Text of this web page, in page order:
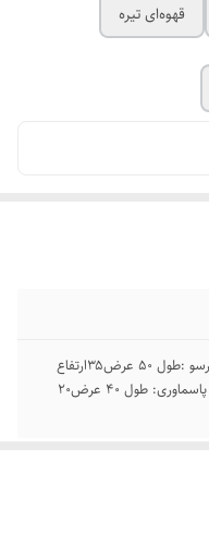
قهوه‌ای تیره
ابعاد مناسب اسپرسو :طول ۵۰ عرض۳۵ارتفاع
۴۰. ابعاد مناسب پاسماوری: طول ۴۰ عرض۲۰